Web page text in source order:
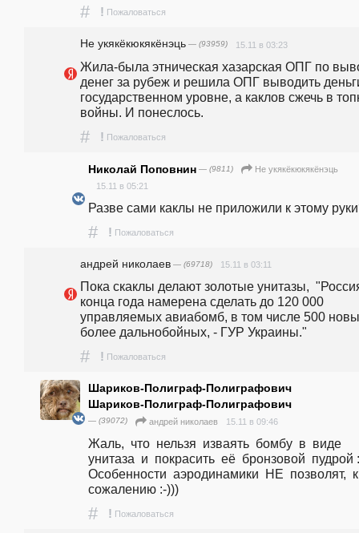
# ! Пожаловаться
Не укякёкюкякёнэць — (93959) 15.11 в 03:23
Жила-была этническая хазарская ОПГ по
денег за рубеж и решила ОПГ выводить
государственном уровне, а каклов сжечь в
войны. И понеслось.
# ! Пожаловаться
Николай Поповнин — (9811)
Не укякёкюкякёнэць
15.11 в 05:21
Разве сами каклы не приложили к этому
# ! Пожаловаться
андpeй николаев — (69718) 15.11 в 03:11
Пока скаклы делают золотые унитазы,
конца года намерена сделать до 120 000
управляемых авиабомб, в том числе 500
более дальнобойных, - ГУР Украины."
# ! Пожаловаться
Шариков-Полиграф-Полиграфович
Шариков-Полиграф-Полиграфович
— (39072) андpeй николаев 15.11 в 09:46
Жаль,  что  нельзя  изваять  бомбу  в  виде
унитаза  и  покрасить  её  бронзовой  пудрой
Особенности  аэродинамики  НЕ  позволят,  к
сожалению :-)))
# ! Пожаловаться